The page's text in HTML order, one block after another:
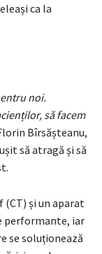
ca la
noi.
să facem
Bîrsășteanu,
să atragă și să
(CT) și un aparat
performante, iar
se soluționează